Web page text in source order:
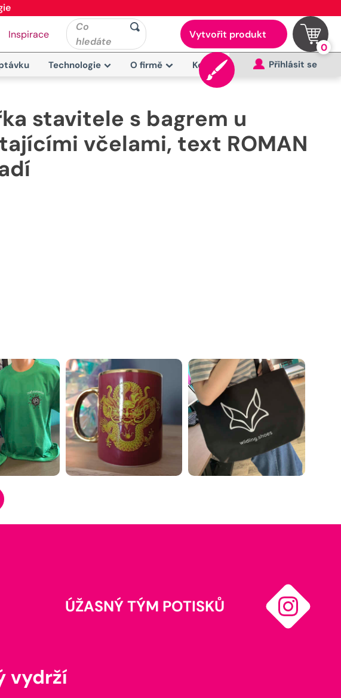
Inspirace
Co
hledáte
Vytvořit produkt
0
Technologie O firmě Kontakt Přihlásit se
stavitele s bagrem u
včelami, text ROMAN
ÚŽASNÝ TÝM POTISKŮ
vydrží